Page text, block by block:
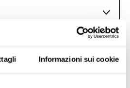
Informazioni sui cookie
AL CARRELLO